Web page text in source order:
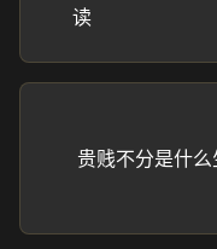
读
贵贱不分是什